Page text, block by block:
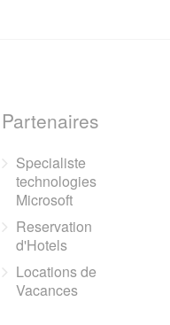
Partenaires
Specialiste
technologies
Microsoft
Reservation
d'Hotels
Locations de
Vacances